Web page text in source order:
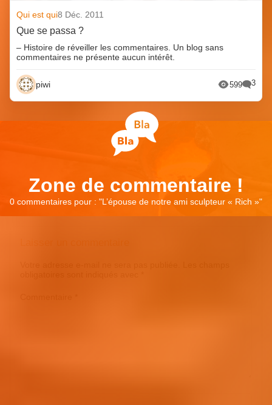
Qui est qui8 Déc. 2011
Que se passa ?
– Histoire de réveiller les commentaires. Un blog sans
commentaires ne présente aucun intérêt.
piwi 599 3
Zone de commentaire !
0 commentaires pour : "L’épouse de notre ami sculpteur « Rich »"